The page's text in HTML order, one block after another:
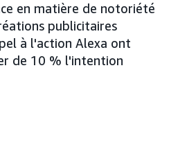
en matière de notoriété
publicitaires
à l'action Alexa ont
de 10 % l'intention